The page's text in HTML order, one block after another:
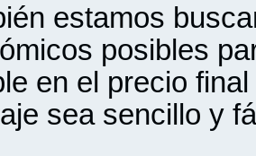
estamos
posibles
en el precio
sea sencillo y